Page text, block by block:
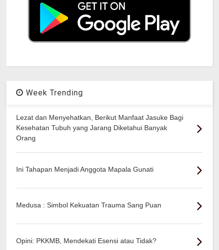
Week Trending
Lezat dan Menyehatkan, Berikut Manfaat Jasuke Bagi
Kesehatan Tubuh yang Jarang Diketahui Banyak
Orang
Ini Tahapan Menjadi Anggota Mapala Gunati
Medusa : Simbol Kekuatan Trauma Sang Puan
Opini: PKKMB, Mendekati Esensi atau Tidak?